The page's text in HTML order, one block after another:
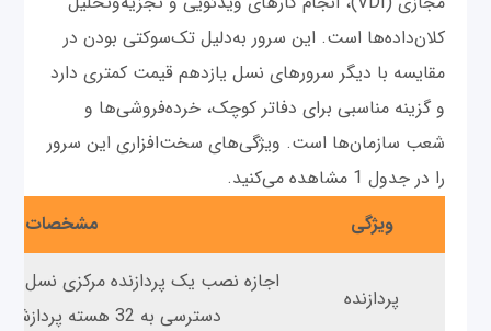
کلان‌داده‌ها است. این سرور به‌دلیل تک‌سوکتی بودن در
مقایسه با دیگر سرورهای نسل یازدهم قیمت کمتری دارد
و گزینه مناسبی برای دفاتر کوچک، خرده‌فروشی‌ها و
شعب سازمان‌ها است. ویژگی‌های سخت‌افزاری این سرور
را در جدول 1 مشاهده می‌کنید.
ویژگی
مشخصات
پردازنده
اجازه نصب یک پردازنده مرکزی نسل
دسترسی به 32 هسته پردازشی را فراهم می‌کند.